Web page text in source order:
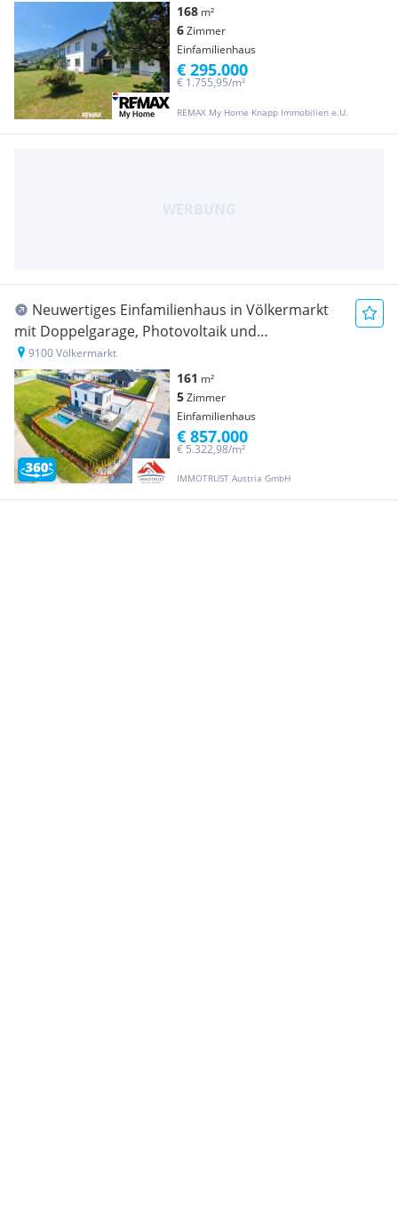
168 m²
6Zimmer
Einfamilienhaus
REMAX My Home Knapp Immobilien e.U.
€ 1.755,95/m²
€ 295.000
Neuwertiges Einfamilienhaus in Völkermarkt
mit Doppelgarage, Photovoltaik und
Luftwärmepumpe
9100 Völkermarkt
161 m²
5Zimmer
Einfamilienhaus
IMMOTRUST Austria GmbH
€ 5.322,98/m²
€ 857.000